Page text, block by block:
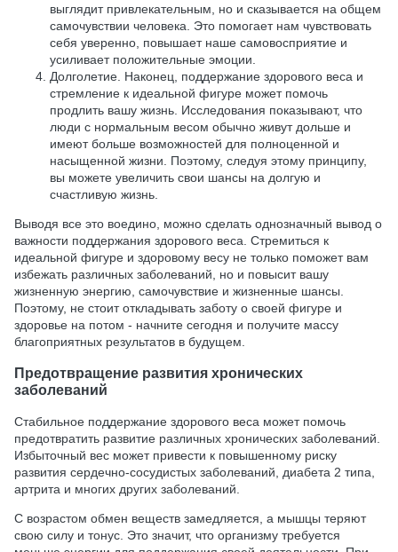
выглядит привлекательным, но и сказывается на общем
самочувствии человека. Это помогает нам чувствовать
себя уверенно, повышает наше самовосприятие и
усиливает положительные эмоции.
Долголетие. Наконец, поддержание здорового веса и
стремление к идеальной фигуре может помочь
продлить вашу жизнь. Исследования показывают, что
люди с нормальным весом обычно живут дольше и
имеют больше возможностей для полноценной и
насыщенной жизни. Поэтому, следуя этому принципу,
вы можете увеличить свои шансы на долгую и
счастливую жизнь.
Выводя все это воедино, можно сделать однозначный вывод о
важности поддержания здорового веса. Стремиться к
идеальной фигуре и здоровому весу не только поможет вам
избежать различных заболеваний, но и повысит вашу
жизненную энергию, самочувствие и жизненные шансы.
Поэтому, не стоит откладывать заботу о своей фигуре и
здоровье на потом - начните сегодня и получите массу
благоприятных результатов в будущем.
Предотвращение развития хронических
заболеваний
Стабильное поддержание здорового веса может помочь
предотвратить развитие различных хронических заболеваний.
Избыточный вес может привести к повышенному риску
развития сердечно-сосудистых заболеваний, диабета 2 типа,
артрита и многих других заболеваний.
С возрастом обмен веществ замедляется, а мышцы теряют
свою силу и тонус. Это значит, что организму требуется